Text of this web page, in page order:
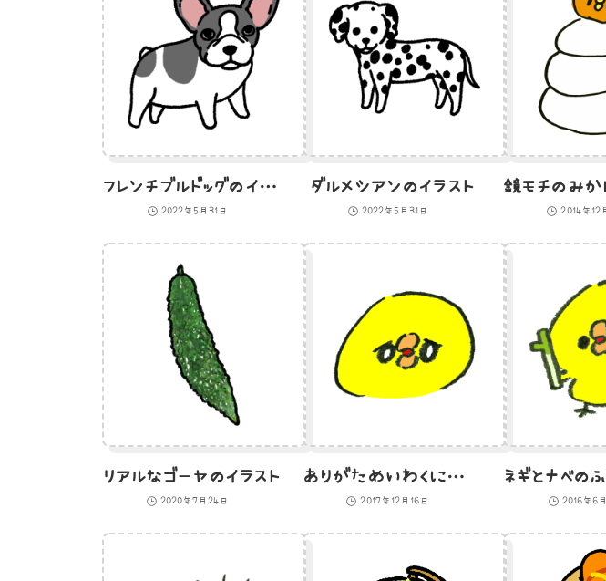
フレンチブルドッグのイラスト
2022年5月31日
ダルメシアンのイラスト
2022年5月31日 2014年12
リアルなゴーヤのイラスト
2020年7月24日
ありがためいわくに若干引き気味のひよこ
2017年12月16日 2016年6